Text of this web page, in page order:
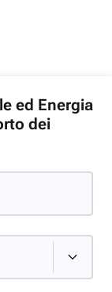
ed Energia
dei